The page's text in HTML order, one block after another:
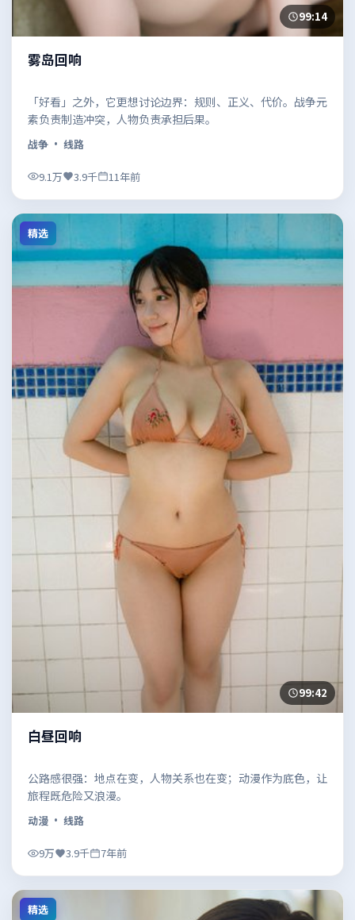
99:14
雾岛回响
「好看」之外，它更想讨论边界：规则、正义、代价。战争元
素负责制造冲突，人物负责承担后果。
战争 · 线路
9.1万 3.9千 11年前
精选
99:42
白昼回响
公路感很强：地点在变，人物关系也在变；动漫作为底色，让
旅程既危险又浪漫。
动漫 · 线路
9万 3.9千 7年前
精选